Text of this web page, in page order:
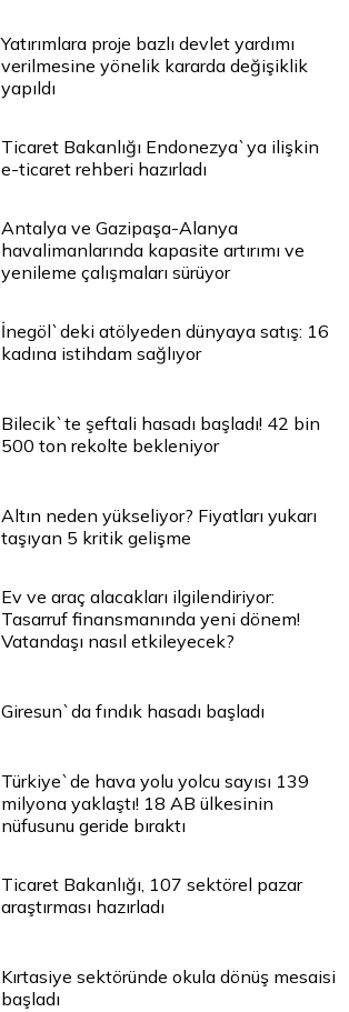
Yatırımlara proje bazlı devlet yardımı
verilmesine yönelik kararda değişiklik
yapıldı
Ticaret Bakanlığı Endonezya`ya ilişkin
e-ticaret rehberi hazırladı
Antalya ve Gazipaşa-Alanya
havalimanlarında kapasite artırımı ve
yenileme çalışmaları sürüyor
İnegöl`deki atölyeden dünyaya satış: 16
kadına istihdam sağlıyor
Bilecik`te şeftali hasadı başladı! 42 bin
500 ton rekolte bekleniyor
Altın neden yükseliyor? Fiyatları yukarı
taşıyan 5 kritik gelişme
Ev ve araç alacakları ilgilendiriyor:
Tasarruf finansmanında yeni dönem!
Vatandaşı nasıl etkileyecek?
Giresun`da fındık hasadı başladı
Türkiye`de hava yolu yolcu sayısı 139
milyona yaklaştı! 18 AB ülkesinin
nüfusunu geride bıraktı
Ticaret Bakanlığı, 107 sektörel pazar
araştırması hazırladı
Kırtasiye sektöründe okula dönüş mesaisi
başladı